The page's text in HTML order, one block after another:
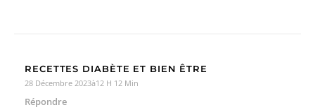
RECETTES DIABÈTE ET BIEN ÊTRE
28 Décembre 2023à12 H 12 Min
Répondre